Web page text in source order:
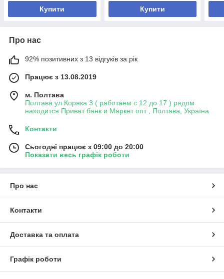
Купити Купити
Про нас
92% позитивних з 13 відгуків за рік
Працює з 13.08.2019
м. Полтава
Полтава ул.Коряка 3 ( работаем с 12 до 17 ) рядом
находится Приват банк и Маркет опт , Полтава, Україна
Контакти
Сьогодні працює з 09:00 до 20:00
Показати весь графік роботи
Про нас
Контакти
Доставка та оплата
Графік роботи